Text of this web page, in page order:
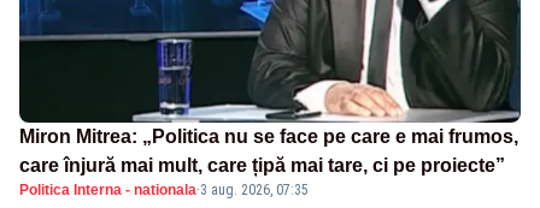
Miron Mitrea: „Politica nu se face pe care e mai frumos,
care înjură mai mult, care țipă mai tare, ci pe proiecte”
Politica Interna - nationala·3 aug. 2026, 07:35